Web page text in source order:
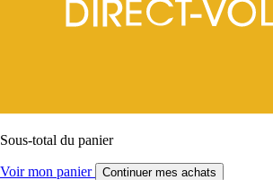
Sous-total du panier
Voir mon panier Continuer mes achats